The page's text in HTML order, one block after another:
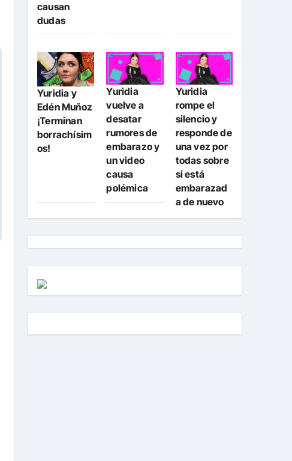
causan
dudas
Yuridia y
Edén Muñoz
¡Terminan
borrachísim
os!
Yuridia
vuelve a
desatar
rumores de
embarazo y
un video
causa
polémica
Yuridia
rompe el
silencio y
responde de
una vez por
todas sobre
si está
embarazad
a de nuevo